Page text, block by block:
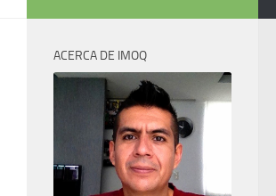
ACERCA DE IMOQ